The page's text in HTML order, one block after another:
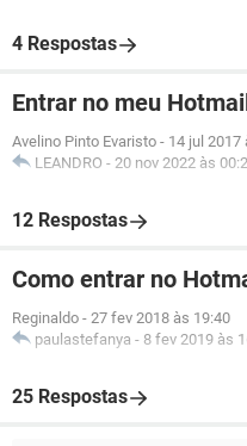
4 Respostas
Entrar no meu
Avelino Pinto Evaristo - 14 jul 2017
LEANDRO - 20 nov 2022 às
12 Respostas
Como entrar no
Reginaldo - 27 fev 2018 às 19:40
paulastefanya - 8 fev 2019 às
25 Respostas